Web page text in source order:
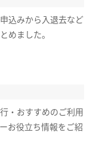
込みから入退去など
めました。
・おすすめのご利用
お役立ち情報をご紹